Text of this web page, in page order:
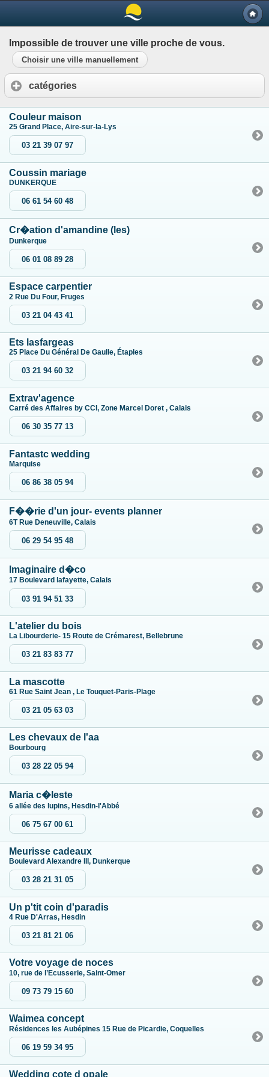
Impossible de trouver une ville proche de vous.
Choisir une ville manuellement
catégories
Couleur maison
25 Grand Place, Aire-sur-la-Lys
03 21 39 07 97
Coussin mariage
DUNKERQUE
06 61 54 60 48
Cr�ation d'amandine (les)
Dunkerque
06 01 08 89 28
Espace carpentier
2 Rue Du Four, Fruges
03 21 04 43 41
Ets lasfargeas
25 Place Du Général De Gaulle, Étaples
03 21 94 60 32
Extrav'agence
Carré des Affaires by CCI, Zone Marcel Doret , Calais
06 30 35 77 13
Fantastc wedding
Marquise
06 86 38 05 94
F��rie d'un jour- events planner
6T Rue Deneuville, Calais
06 29 54 95 48
Imaginaire d�co
17 Boulevard lafayette, Calais
03 91 94 51 33
L'atelier du bois
La Libourderie- 15 Route de Crémarest, Bellebrune
03 21 83 83 77
La mascotte
61 Rue Saint Jean , Le Touquet-Paris-Plage
03 21 05 63 03
Les chevaux de l'aa
Bourbourg
03 28 22 05 94
Maria c�leste
6 allée des lupins, Hesdin-l'Abbé
06 75 67 00 61
Meurisse cadeaux
Boulevard Alexandre III, Dunkerque
03 28 21 31 05
Un p'tit coin d'paradis
4 Rue D'Arras, Hesdin
03 21 81 21 06
Votre voyage de noces
10, rue de l’Ecusserie, Saint-Omer
09 73 79 15 60
Waimea concept
Résidences les Aubépines 15 Rue de Picardie, Coquelles
06 19 59 34 95
Wedding cote d opale